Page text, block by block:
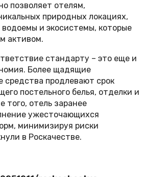
позволяет отелям,
природных локациях,
водоемы и экосистемы, которые
активом.
стандарту – это еще и
Более щадящие
средства продлевают срок
постельного белья, отделки и
того, отель заранее
ужесточающихся
минимизируя риски
в Роскачестве.